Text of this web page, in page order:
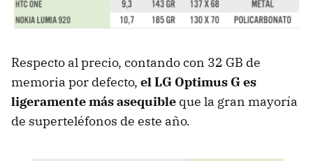
Respecto al precio, contando con 32 GB de
memoria por defecto, el LG Optimus G es
ligeramente más asequible que la gran mayoría
de superteléfonos de este año.